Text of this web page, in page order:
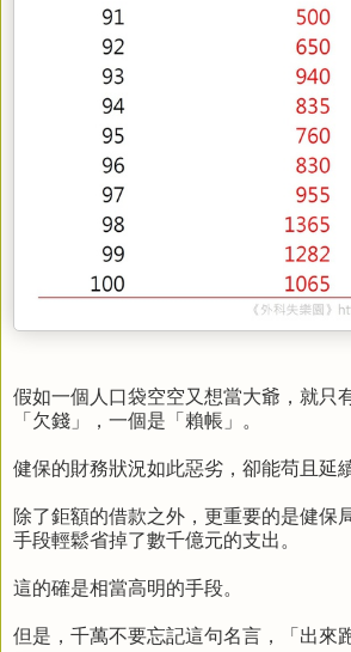
假如一個人口袋空空又想當大爺，就只
「欠錢」，一個是「賴帳」。
健保的財務狀況如此惡劣，卻能苟且延
除了鉅額的借款之外， 更重要的是健保
手段輕鬆省掉了數千億元的支出。
這的確是相當高明的手段。
但是，千萬不要忘記這句名言，「出來